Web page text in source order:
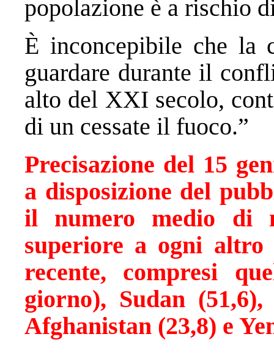
popolazione è a rischio
È inconcepibile che la
guardare durante il
alto del XXI secolo,
di un cessate il fuoco.”
Precisazione del 15
a disposizione del
il numero medio di
superiore a ogni
recente, compresi
giorno), Sudan
Afghanistan (23,8) e